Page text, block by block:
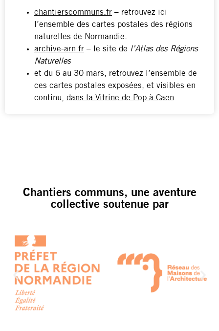
chantierscommuns.fr – retrouvez ici
l’ensemble des cartes postales des régions
naturelles de Normandie.
archive-arn.fr – le site de l’Atlas des Régions
Naturelles
et du 6 au 30 mars, retrouvez l’ensemble de
ces cartes postales exposées, et visibles en
continu, dans la Vitrine de Pop à Caen.
Chantiers communs, une aventure
collective soutenue par